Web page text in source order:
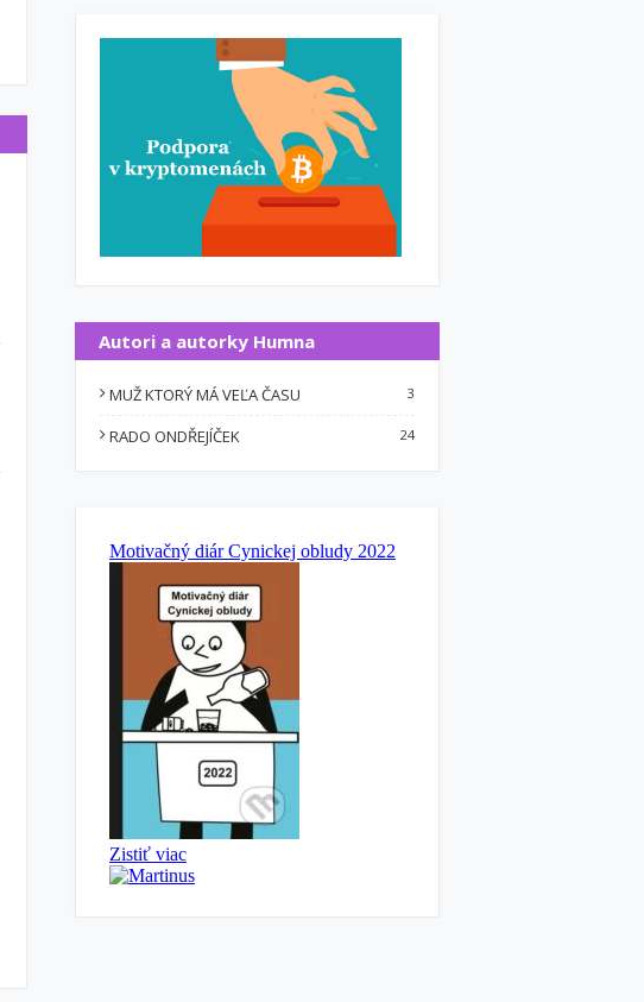
Autori a autorky Humna
MUŽ KTORÝ MÁ VEĽA ČASU 3
RADO ONDŘEJÍČEK 24